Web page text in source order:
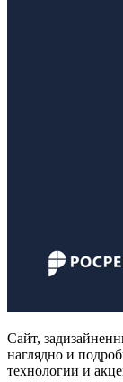
Сайт,
наглядно и
технологии и